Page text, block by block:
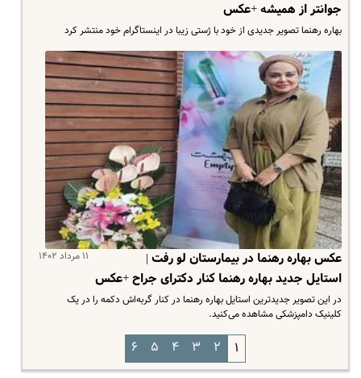
جوانتر از همیشه +عکس
بهاره رهنما تصویر جدیدی از خود با ژستی زیبا در اینستاگرام خود منتشر کرد
۱۱ مرداد ۱۴۰۲
عکس بهاره رهنما در بیمارستان لو رفت |
استایل جدید بهاره رهنما کنار دکترای جراح +عکس
در این تصویر جدیدترین استایل بهاره رهنما در کنار گربه‌اش دکمه را در یک
کلینیک دامپزشکی مشاهده می‌کنید.
۱ ۲ ۳ ۴ ۵ ۶